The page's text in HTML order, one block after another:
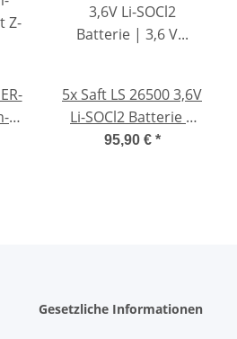
5x Saft LS 26500 3,6V
Li-SOCl2 Batterie |
3,6 V Lithium-
95,90 € *
Gesetzliche Informationen